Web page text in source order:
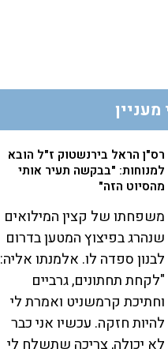
מעניין
רס"ן הראל בירנשטוק ז"ל הובא
למנוחות: "בבקשה תעיר אותי
מהסיוט הזה"
משפחתו של קצין המילואים
שנהרג בפיצוץ המטען בדרום
לבנון ספדה לו. אלמנתו אליה:
"לקחת תחתונים, גרביים
וחתיכת קרמשניט ואמרת לי
להיות חזקה. עכשיו אני כבר